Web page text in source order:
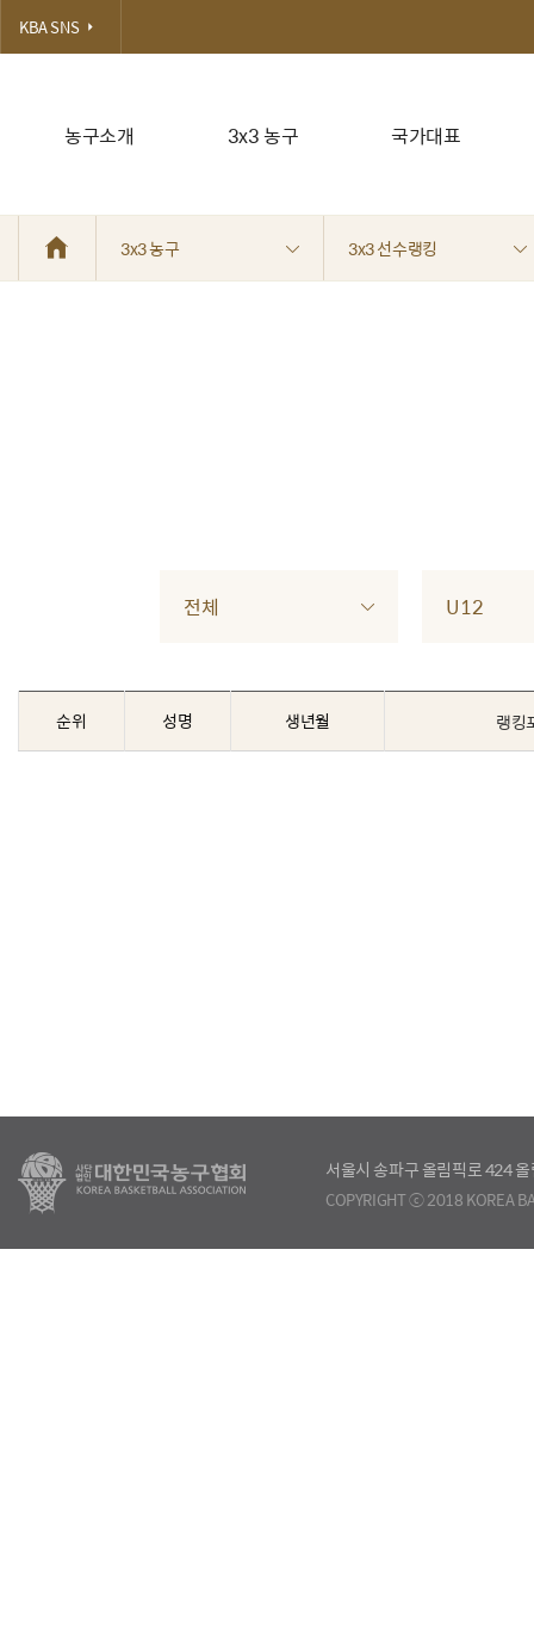
농구소개 3x3 농구 국가대표
KBA SNS
3x3 농구 3x3 선수랭킹
전체 U12
순위 성명 생년월 랭킹
서울시 송파구 올림픽로 424
COPYRIGHT ⓒ 2018 KOREA